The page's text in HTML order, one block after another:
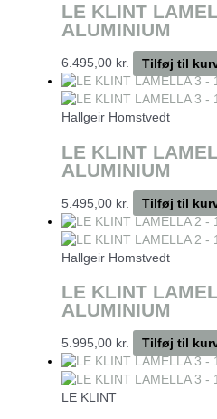
LE KLINT
ALUMINIUM
6.495,00 kr. Tilføj til
Hallgeir Homstvedt
LE KLINT
ALUMINIUM
5.495,00 kr. Tilføj til
Hallgeir Homstvedt
LE KLINT
ALUMINIUM
5.995,00 kr. Tilføj til
LE KLINT